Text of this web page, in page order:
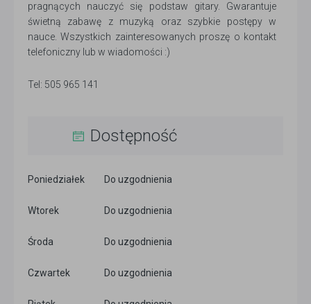
pragnących nauczyć się podstaw gitary. Gwarantuje
świetną zabawę z muzyką oraz szybkie postępy w
nauce. Wszystkich zainteresowanych proszę o kontakt
telefoniczny lub w wiadomości :)
Tel: 505 965 141
Dostępność
Poniedziałek Do uzgodnienia
Wtorek Do uzgodnienia
Środa Do uzgodnienia
Czwartek Do uzgodnienia